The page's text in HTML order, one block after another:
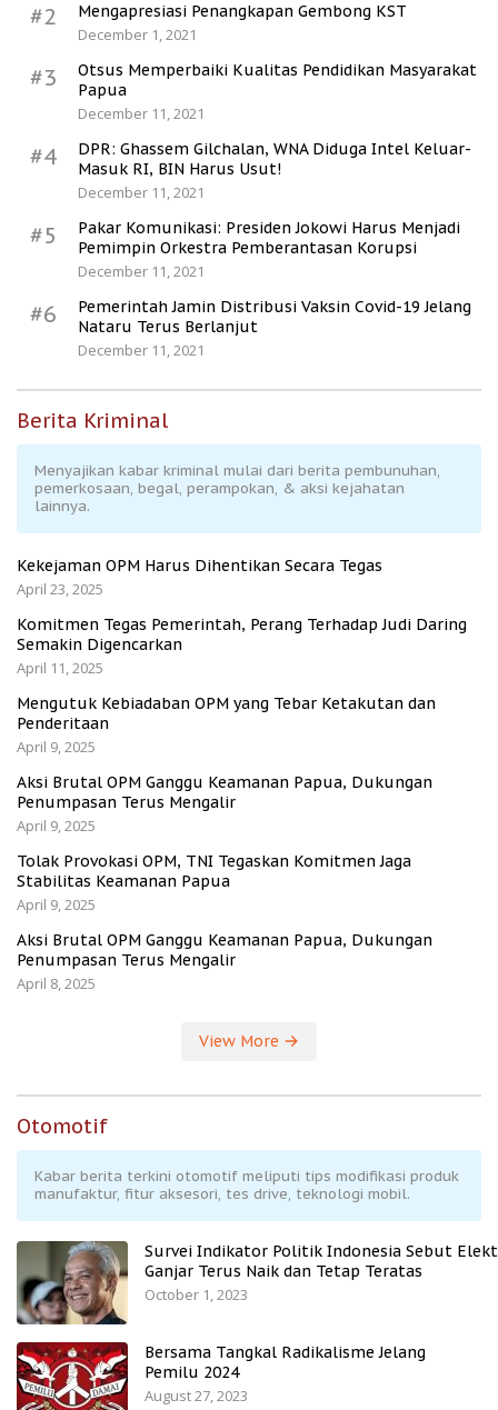
#2
Mengapresiasi Penangkapan Gembong KST
December 1, 2021
#3
Otsus Memperbaiki Kualitas Pendidikan Masyarakat
Papua
December 11, 2021
#4
DPR: Ghassem Gilchalan, WNA Diduga Intel Keluar-
Masuk RI, BIN Harus Usut!
December 11, 2021
#5
Pakar Komunikasi: Presiden Jokowi Harus Menjadi
Pemimpin Orkestra Pemberantasan Korupsi
December 11, 2021
#6
Pemerintah Jamin Distribusi Vaksin Covid-19 Jelang
Nataru Terus Berlanjut
December 11, 2021
Berita Kriminal
Menyajikan kabar kriminal mulai dari berita pembunuhan,
pemerkosaan, begal, perampokan, & aksi kejahatan
lainnya.
Kekejaman OPM Harus Dihentikan Secara Tegas
April 23, 2025
Komitmen Tegas Pemerintah, Perang Terhadap Judi Daring
Semakin Digencarkan
April 11, 2025
Mengutuk Kebiadaban OPM yang Tebar Ketakutan dan
Penderitaan
April 9, 2025
Aksi Brutal OPM Ganggu Keamanan Papua, Dukungan
Penumpasan Terus Mengalir
April 9, 2025
Tolak Provokasi OPM, TNI Tegaskan Komitmen Jaga
Stabilitas Keamanan Papua
April 9, 2025
Aksi Brutal OPM Ganggu Keamanan Papua, Dukungan
Penumpasan Terus Mengalir
April 8, 2025
View More
Otomotif
Kabar berita terkini otomotif meliputi tips modifikasi produk
manufaktur, fitur aksesori, tes drive, teknologi mobil.
Survei Indikator Politik Indonesia Sebut
Ganjar Terus Naik dan Tetap Teratas
October 1, 2023
Bersama Tangkal Radikalisme Jelang
Pemilu 2024
August 27, 2023